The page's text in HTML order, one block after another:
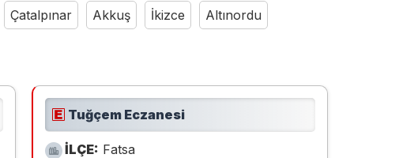
Çatalpınar Akkuş İkizce Altınordu
Tuğçem Eczanesi
İLÇE: Fatsa